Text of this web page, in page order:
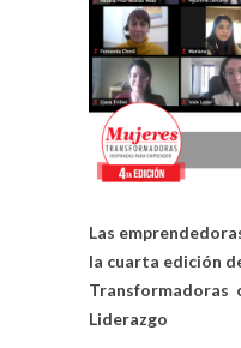
Las
la cuarta edición
Transformadoras
Liderazgo